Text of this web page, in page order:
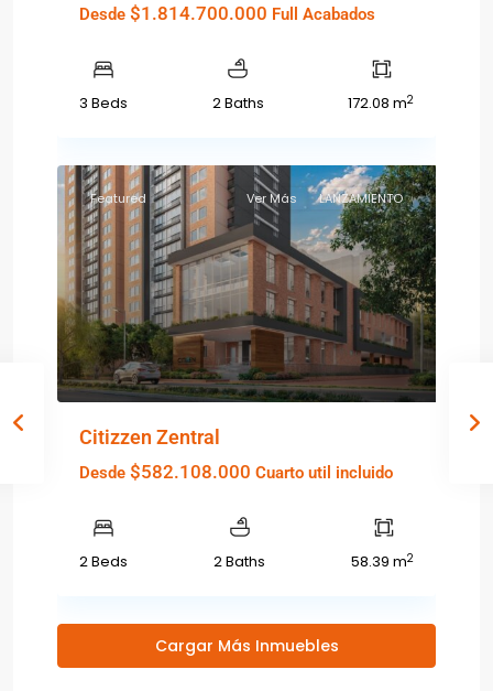
Desde $1.814.700.000 Full Acabados
3 Beds 2 Baths 172.08 m2
Featured Ver Más LANZAMIENTO
Citizzen Zentral
Desde $582.108.000 Cuarto util incluido
2 Beds 2 Baths 58.39 m2
Cargar Más Inmuebles